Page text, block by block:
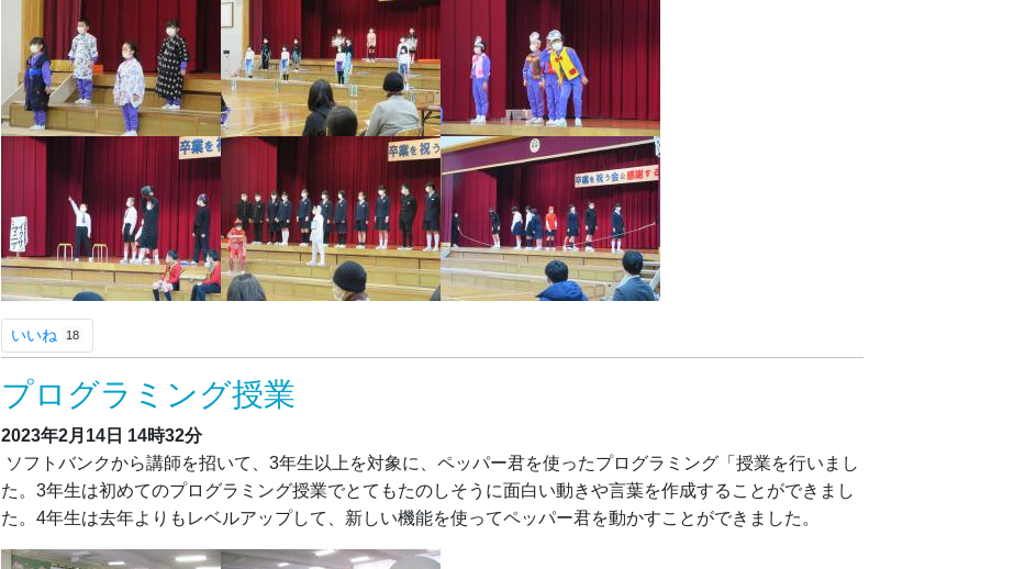
いいね 18
プログラミング授業
2023年2月14日 14時32分
ソフトバンクから講師を招いて、3年生以上を対象に、ペッパー君を使ったプログラミング「授業を行いまし
た。3年生は初めてのプログラミング授業でとてもたのしそうに面白い動きや言葉を作成することができまし
た。4年生は去年よりもレベルアップして、新しい機能を使ってペッパー君を動かすことができました。